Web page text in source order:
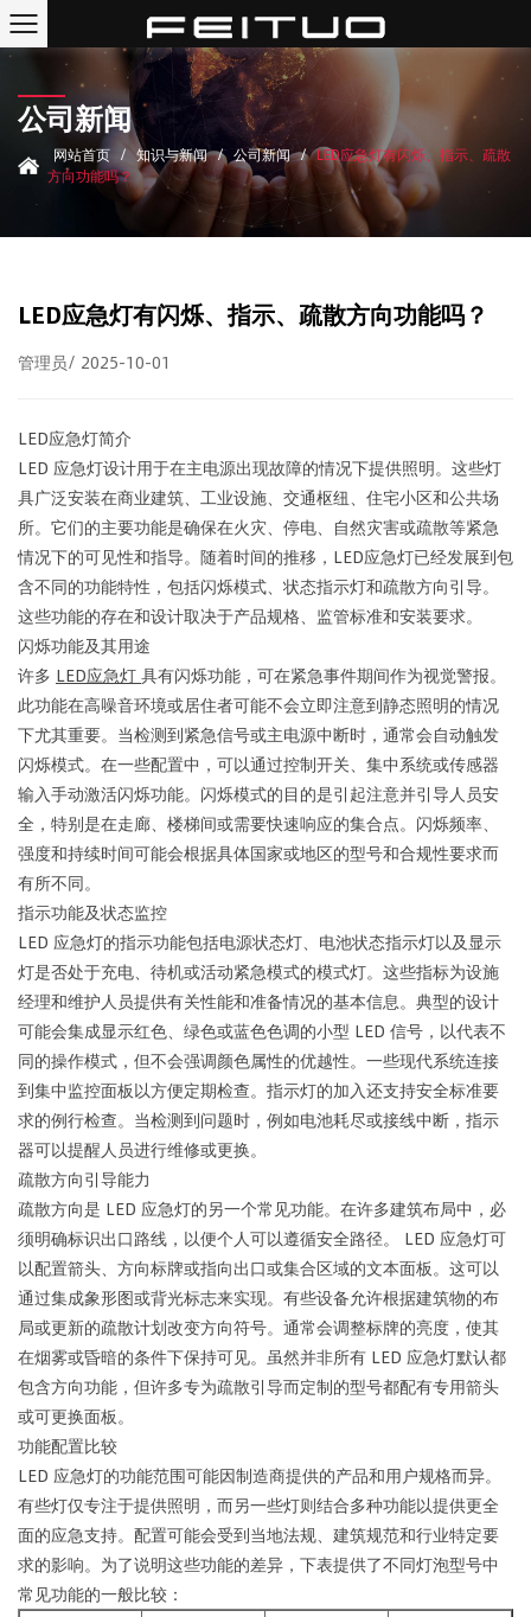
公司新闻
网站首页 / 知识与新闻 / 公司新闻 / LED应急灯有闪烁、指示、疏散
方向功能吗？
LED应急灯有闪烁、指示、疏散方向功能吗？
管理员/ 2025-10-01
LED应急灯简介
LED 应急灯设计用于在主电源出现故障的情况下提供照明。这些灯
具广泛安装在商业建筑、工业设施、交通枢纽、住宅小区和公共场
所。它们的主要功能是确保在火灾、停电、自然灾害或疏散等紧急
情况下的可见性和指导。随着时间的推移，LED应急灯已经发展到包
含不同的功能特性，包括闪烁模式、状态指示灯和疏散方向引导。
这些功能的存在和设计取决于产品规格、监管标准和安装要求。
闪烁功能及其用途
许多 LED应急灯具有闪烁功能，可在紧急事件期间作为视觉警报。
此功能在高噪音环境或居住者可能不会立即注意到静态照明的情况
下尤其重要。当检测到紧急信号或主电源中断时，通常会自动触发
闪烁模式。在一些配置中，可以通过控制开关、集中系统或传感器
输入手动激活闪烁功能。闪烁模式的目的是引起注意并引导人员安
全，特别是在走廊、楼梯间或需要快速响应的集合点。闪烁频率、
强度和持续时间可能会根据具体国家或地区的型号和合规性要求而
有所不同。
指示功能及状态监控
LED 应急灯的指示功能包括电源状态灯、电池状态指示灯以及显示
灯是否处于充电、待机或活动紧急模式的模式灯。这些指标为设施
经理和维护人员提供有关性能和准备情况的基本信息。典型的设计
可能会集成显示红色、绿色或蓝色色调的小型 LED 信号，以代表不
同的操作模式，但不会强调颜色属性的优越性。一些现代系统连接
到集中监控面板以方便定期检查。指示灯的加入还支持安全标准要
求的例行检查。当检测到问题时，例如电池耗尽或接线中断，指示
器可以提醒人员进行维修或更换。
疏散方向引导能力
疏散方向是 LED 应急灯的另一个常见功能。在许多建筑布局中，必
须明确标识出口路线，以便个人可以遵循安全路径。 LED 应急灯可
以配置箭头、方向标牌或指向出口或集合区域的文本面板。这可以
通过集成象形图或背光标志来实现。有些设备允许根据建筑物的布
局或更新的疏散计划改变方向符号。通常会调整标牌的亮度，使其
在烟雾或昏暗的条件下保持可见。虽然并非所有 LED 应急灯默认都
包含方向功能，但许多专为疏散引导而定制的型号都配有专用箭头
或可更换面板。
功能配置比较
LED 应急灯的功能范围可能因制造商提供的产品和用户规格而异。
有些灯仅专注于提供照明，而另一些灯则结合多种功能以提供更全
面的应急支持。配置可能会受到当地法规、建筑规范和行业特定要
求的影响。为了说明这些功能的差异，下表提供了不同灯泡型号中
常见功能的一般比较：